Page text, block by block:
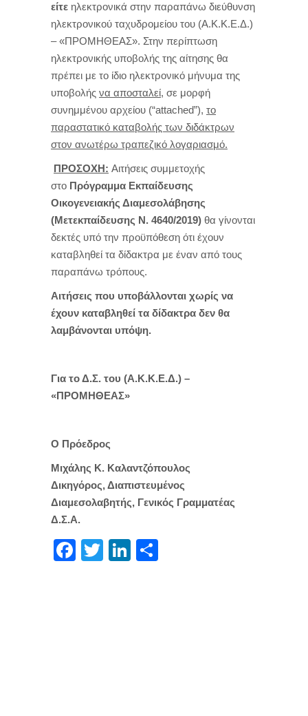
είτε ηλεκτρονικά στην παραπάνω διεύθυνση
ηλεκτρονικού ταχυδρομείου του (Α.Κ.Κ.Ε.Δ.)
– «ΠΡΟΜΗΘΕΑΣ». Στην περίπτωση
ηλεκτρονικής υποβολής της αίτησης θα
πρέπει με το ίδιο ηλεκτρονικό μήνυμα της
υποβολής να αποσταλεί, σε μορφή
συνημμένου αρχείου (“attached”), το
παραστατικό καταβολής των διδάκτρων
στον ανωτέρω τραπεζικό λογαριασμό.
ΠΡΟΣΟΧΗ: Αιτήσεις συμμετοχής
στο Πρόγραμμα Εκπαίδευσης
Οικογενειακής Διαμεσολάβησης
(Μετεκπαίδευσης Ν. 4640/2019) θα γίνονται
δεκτές υπό την προϋπόθεση ότι έχουν
καταβληθεί τα δίδακτρα με έναν από τους
παραπάνω τρόπους.
Αιτήσεις που υποβάλλονται χωρίς να
έχουν καταβληθεί τα δίδακτρα δεν θα
λαμβάνονται υπόψη.
Για το Δ.Σ. του (Α.Κ.Κ.Ε.Δ.) –
«ΠΡΟΜΗΘΕΑΣ»
Ο Πρόεδρος
Μιχάλης Κ. Καλαντζόπουλος
Δικηγόρος, Διαπιστευμένος
Διαμεσολαβητής, Γενικός Γραμματέας
Δ.Σ.Α.
Facebook
TwitterLinkedIn